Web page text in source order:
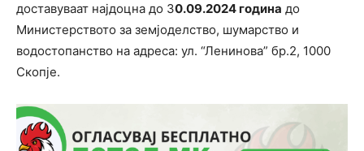
доставуваат најдоцна до 30.09.2024 година до
Министерството за земјоделство, шумарство и
водостопанство на адреса: ул. “Ленинова” бр.2, 1000
Скопје.